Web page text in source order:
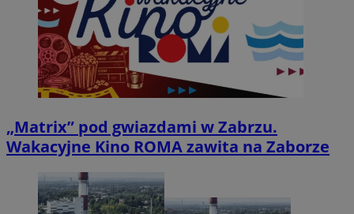
„Matrix” pod gwiazdami w Zabrzu.
Wakacyjne Kino ROMA zawita na Zaborze